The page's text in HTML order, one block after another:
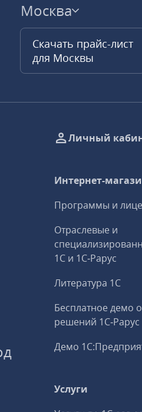
Москва
Скачать прайс-лист
для Москвы
Личный
Интернет-
Программы и
Отраслевые и
1С и 1С‑Рарус
Литература 1С
Бесплатное демо
решений 1С‑Рарус
Демо
Услуги